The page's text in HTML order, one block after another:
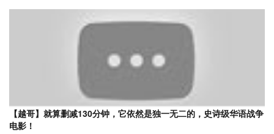
【越哥】就算删减130分钟，它依然是独一无二的，史诗级华语战争
电影！